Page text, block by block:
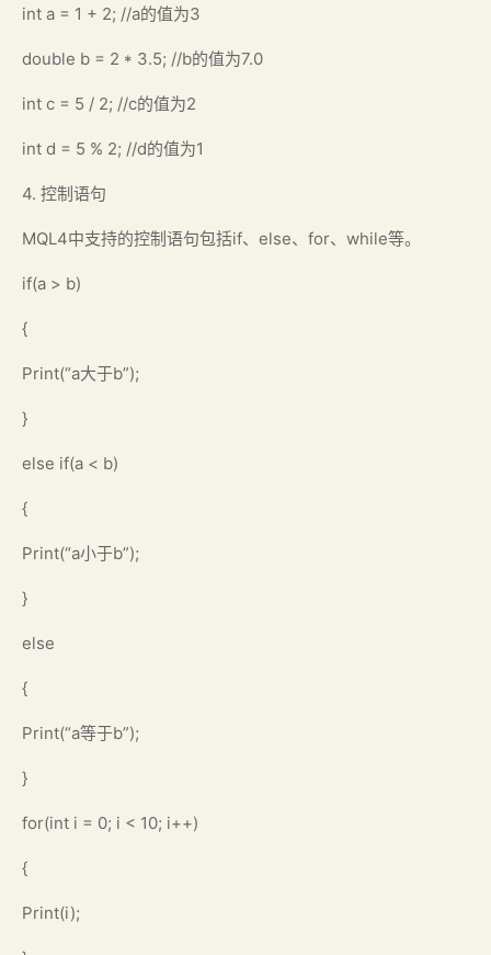
int a = 1 + 2; //a的值为3
double b = 2 * 3.5; //b的值为7.0
int c = 5 / 2; //c的值为2
int d = 5 % 2; //d的值为1
4. 控制语句
MQL4中支持的控制语句包括if、else、for、while等。
if(a > b)
{
Print(“a大于b”);
}
else if(a < b)
{
Print(“a小于b”);
}
else
{
Print(“a等于b”);
}
for(int i = 0; i < 10; i++)
{
Print(i);